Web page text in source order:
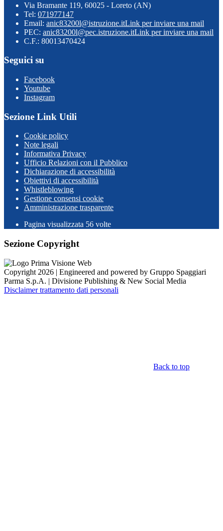
Via Bramante 119, 60025 - Loreto (AN)
Tel: 071977147
Email: anic83200l@istruzione.itLink per inviare una mail
PEC: anic83200l@pec.istruzione.itLink per inviare una mail
C.F.: 80013470424
Seguici su
Facebook
Youtube
Instagram
Sezione Link Utili
Cookie policy
Note legali
Informativa Privacy
Ufficio Relazioni con il Pubblico
Dichiarazione di accessibilità
Obiettivi di accessibilità
Whistleblowing
Gestione consensi cookie
Amministrazione trasparente
Pagina visualizzata 56 volte
Sezione Copyright
Copyright 2026 | Engineered and powered by Gruppo Spaggiari
Parma S.p.A. | Divisione Publishing & New Social Media
Disclaimer trattamento dati personali
Back to top